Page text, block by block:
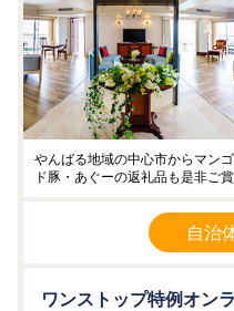
やんばる地域の中心市からマン
ド豚・あぐーの返礼品も是非ご
自治
ワンストップ特例オン